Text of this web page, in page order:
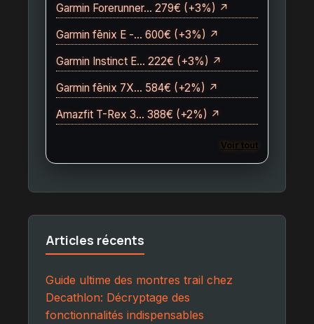
Garmin Forerunner… 279€ (+3%) ↗
Garmin fēnix E -… 600€ (+3%) ↗
Garmin Instinct E… 222€ (+3%) ↗
Garmin fēnix 7X… 584€ (+2%) ↗
Amazfit T-Rex 3… 388€ (+2%) ↗
Voir tout
Articles récents
Guide ultime des montres trail chez
Decathlon: Décryptage des
fonctionnalités indispensables